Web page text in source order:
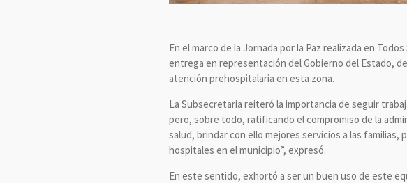
En el marco de la Jornada por la Paz realizada en
entrega en representación del Gobierno del Estado,
atención prehospitalaria en esta zona.
La Subsecretaria reiteró la importancia de seguir
pero, sobre todo, ratificando el compromiso de la
salud, brindar con ello mejores servicios a las
hospitales en el municipio”, expresó.
En este sentido, exhortó a ser un buen uso de este